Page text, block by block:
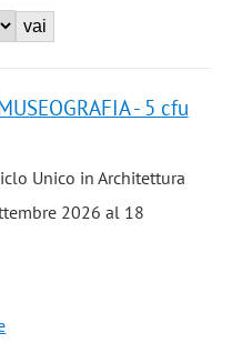
- 5 cfu
Unico in Architettura
2026 al 18